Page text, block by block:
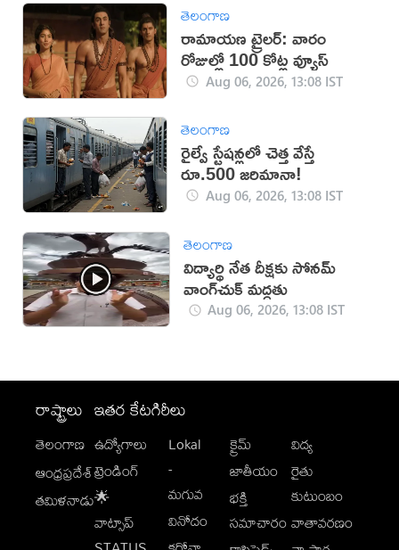
తెలంగాణ
రామాయణ ట్రైలర్: వారం
రోజుల్లో 100 కోట్ల వ్యూస్
Aug 06, 2026, 13:08 IST
తెలంగాణ
రైల్వే స్టేషన్లలో చెత్త వేస్తే
రూ.500 జరిమానా!
Aug 06, 2026, 13:08 IST
తెలంగాణ
విద్యార్థి నేత దీక్షకు సోనమ్
వాంగ్‌చుక్ మద్దతు
Aug 06, 2026, 13:08 IST
రాష్ట్రాలు
తెలంగాణ
ఆంధ్రప్రదేశ్
తమిళనాడు
ఇతర కేటగిరీలు
ఉద్యోగాలు
ట్రెండింగ్
🌟
వాట్సాప్
Lokal
-
మగువ
వినోదం
క్రైమ్
జాతీయం
భక్తి
సమాచారం
విద్య
రైతు
కుటుంబం
వాతావరణం